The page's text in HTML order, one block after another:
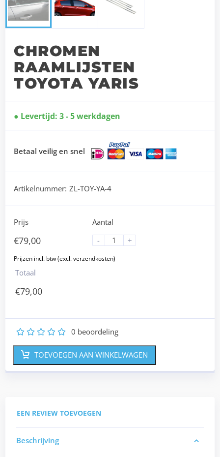
CHROMEN
RAAMLIJSTEN
TOYOTA YARIS
Levertijd: 3 - 5 werkdagen
Betaal veilig en snel
Artikelnummer: ZL-TOY-YA-4
Prijs
€79,00
Aantal
-
+
Totaal
€79,00
5
4
3
2 0 beoordeling
TOEVOEGEN AAN WINKELWAGEN
EEN REVIEW TOEVOEGEN
Beschrijving